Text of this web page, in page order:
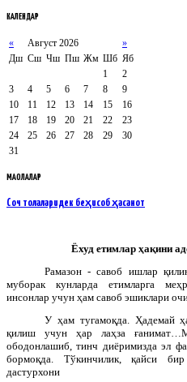
КАЛЕНДАР
« Август 2026
»
Дш Сш Чш Пш Жм Шб Яб
1
2
3
4 5 6 7 8
9
10
11 12 13 14 15
16
17
18 19 20 21 22
23
24
25 26 27 28 29
30
31
МАҚОЛАЛАР
Соч толаларидек беҳисоб ҳасанот
Ёхуд етимлар ҳақини
Рамазон - савоб ишлар
муборак кунларда етимларга
инсонлар учун ҳам савоб эшиклари
У ҳам тугамоқда. Ҳадемай
қилиш учун ҳар лаҳза ғанимат…
ободонлашиб, тинч диёримизда эл
бормоқда. Тўкинчилик, қайси бир
дастурхони